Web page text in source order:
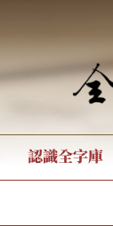
認識全字庫